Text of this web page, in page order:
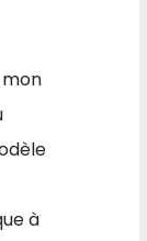
mon
à